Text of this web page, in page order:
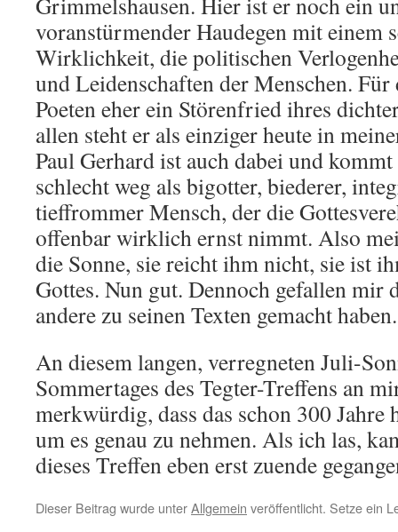
voranstürmender Haudegen mit einem
Wirklichkeit, die politischen
und Leidenschaften der Menschen. Für
Poeten eher ein Störenfried ihres
allen steht er als einziger heute in
Paul Gerhard ist auch dabei und
schlecht weg als bigotter, biederer,
tieffrommer Mensch, der die
offenbar wirklich ernst nimmt. Also
die Sonne, sie reicht ihm nicht, sie ist
Gottes. Nun gut. Dennoch gefallen mir
andere zu seinen Texten gemacht haben.
An diesem langen, verregneten Juli-
Sommertages des Tegter-Treffens an
merkwürdig, dass das schon 300 Jahre
um es genau zu nehmen. Als ich las,
dieses Treffen eben erst zuende
Dieser Beitrag wurde unterAllgemein veröffentlicht. Setze ein